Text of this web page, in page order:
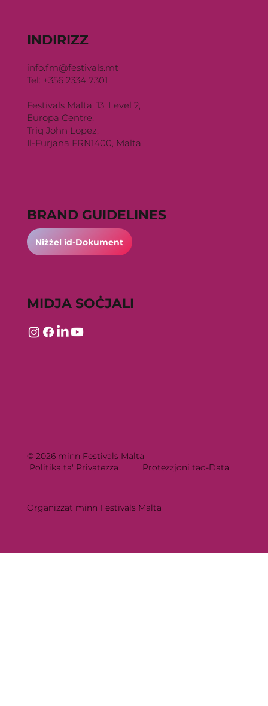
INDIRIZZ
info.fm@festivals.mt
Tel: +356 2334 7301
Festivals Malta, 13, Level 2,
Europa Centre,
Triq John Lopez,
Il-Furjana FRN1400, Malta
MIDJA SOĊJALI
BRAND GUIDELINES
Niżżel id-Dokument
© 2026 minn Festivals Malta
Politika ta' Privatezza
Protezzjoni tad-Data
Organizzat minn Festivals Malta